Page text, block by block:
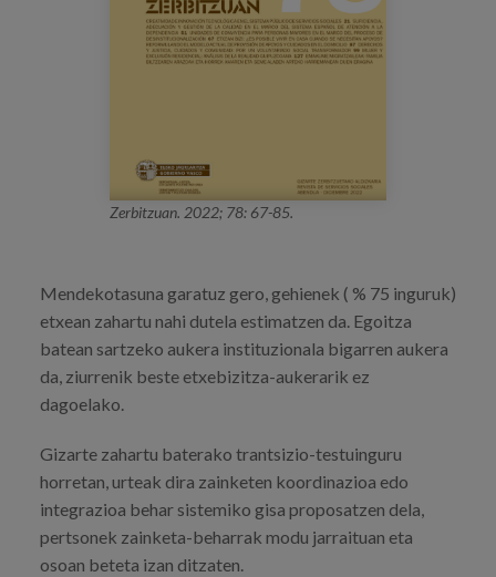
Zerbitzuan. 2022; 78: 67-85.
Mendekotasuna garatuz gero, gehienek ( % 75 inguruk)
etxean zahartu nahi dutela estimatzen da. Egoitza
batean sartzeko aukera instituzionala bigarren aukera
da, ziurrenik beste etxebizitza-aukerarik ez
dagoelako.
Gizarte zahartu baterako trantsizio-testuinguru
horretan, urteak dira zainketen koordinazioa edo
integrazioa behar sistemiko gisa proposatzen dela,
pertsonek zainketa-beharrak modu jarraituan eta
osoan beteta izan ditzaten.